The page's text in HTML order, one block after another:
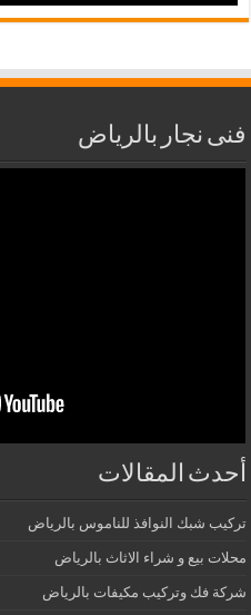
فنى نجار بالرياض
أحدث المقالات
تركيب شبك النوافذ للناموس بالرياض
محلات بيع و شراء الاثاث بالرياض
شركة فك وتركيب مكيفات بالرياض